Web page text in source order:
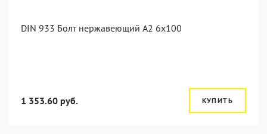
DIN 933 Болт нержавеющий А2 6х100
1 353.60 руб. КУПИТЬ